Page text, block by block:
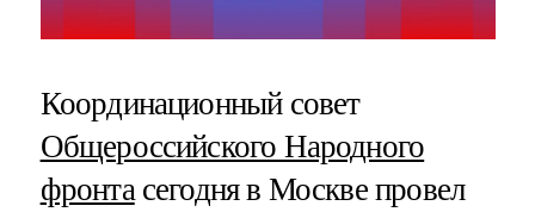
Координационный совет
Общероссийского Народного
фронта сегодня в Москве провел